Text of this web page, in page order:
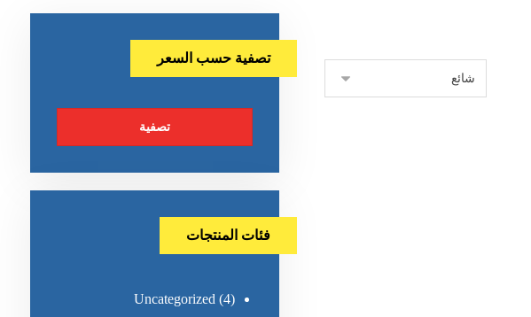
تصفية حسب السعر
تصفية
فئات المنتجات
Uncategorized (4)